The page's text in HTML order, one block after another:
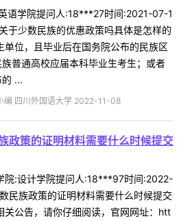
语学院提问人:18***27时间:2021-07-1
于少数民族的优惠政策吗具体是怎样的
单位，且毕业后在国务院公布的民族区
普通高校应届本科毕业生考生；或者
...
编 四川外国语大学 2022-11-08
政策的证明材料需要什么时候提交
院:设计学院提问人:18***97时间:2022-
民族政策的证明材料需要什么时候提交
关公告，请你仔细阅读，官网网址：htt